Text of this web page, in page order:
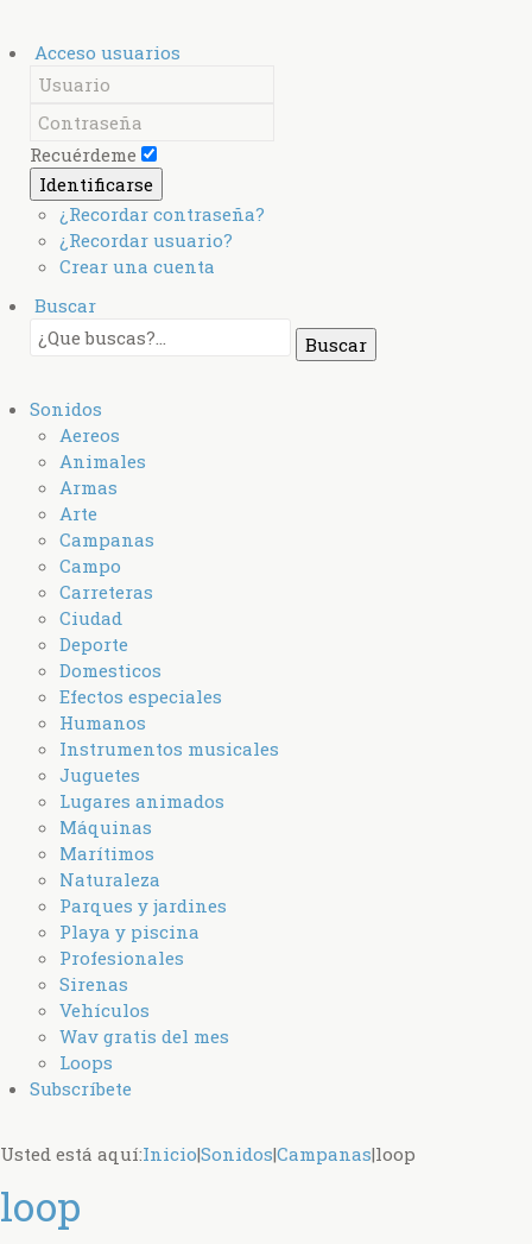
Acceso usuarios
Recuérdeme
Identificarse
¿Recordar contraseña?
¿Recordar usuario?
Crear una cuenta
Buscar
Sonidos
Aereos
Animales
Armas
Arte
Campanas
Campo
Carreteras
Ciudad
Deporte
Domesticos
Efectos especiales
Humanos
Instrumentos musicales
Juguetes
Lugares animados
Máquinas
Marítimos
Naturaleza
Parques y jardines
Playa y piscina
Profesionales
Sirenas
Vehículos
Wav gratis del mes
Loops
Subscríbete
Usted está aquí:Inicio|Sonidos|Campanas|loop
loop